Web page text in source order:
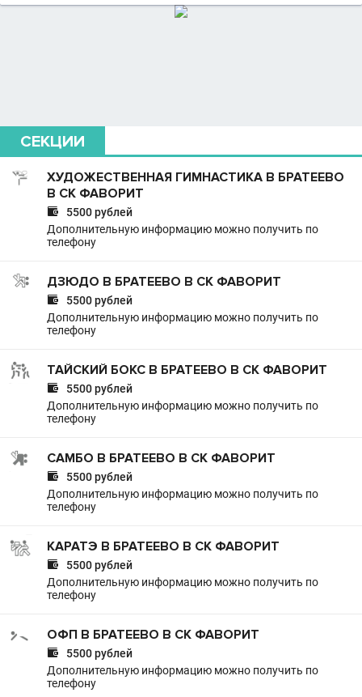
СЕКЦИИ
ХУДОЖЕСТВЕННАЯ ГИМНАСТИКА В БРАТЕЕВО
В СК ФАВОРИТ

5500 рублей
Дополнительную информацию можно получить по
телефону
ДЗЮДО В БРАТЕЕВО В СК ФАВОРИТ

5500 рублей
Дополнительную информацию можно получить по
телефону
ТАЙСКИЙ БОКС В БРАТЕЕВО В СК ФАВОРИТ

5500 рублей
Дополнительную информацию можно получить по
телефону
САМБО В БРАТЕЕВО В СК ФАВОРИТ

5500 рублей
Дополнительную информацию можно получить по
телефону
КАРАТЭ В БРАТЕЕВО В СК ФАВОРИТ

5500 рублей
Дополнительную информацию можно получить по
телефону
ОФП В БРАТЕЕВО В СК ФАВОРИТ

5500 рублей
Дополнительную информацию можно получить по
телефону